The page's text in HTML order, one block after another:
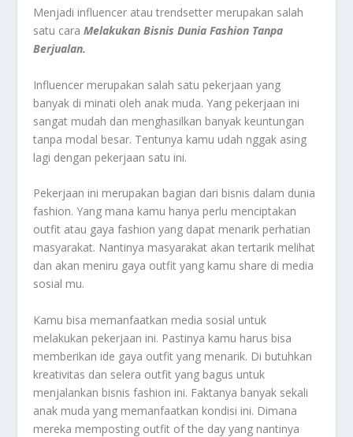
Menjadi influencer atau trendsetter merupakan salah
satu caraMelakukan Bisnis Dunia Fashion Tanpa
Berjualan.
Influencer merupakan salah satu pekerjaan yang
banyak di minati oleh anak muda. Yang pekerjaan ini
sangat mudah dan menghasilkan banyak keuntungan
tanpa modal besar. Tentunya kamu udah nggak asing
lagi dengan pekerjaan satu ini.
Pekerjaan ini merupakan bagian dari bisnis dalam dunia
fashion. Yang mana kamu hanya perlu menciptakan
outfit atau gaya fashion yang dapat menarik perhatian
masyarakat. Nantinya masyarakat akan tertarik melihat
dan akan meniru gaya outfit yang kamu share di media
sosial mu.
Kamu bisa memanfaatkan media sosial untuk
melakukan pekerjaan ini. Pastinya kamu harus bisa
memberikan ide gaya outfit yang menarik. Di butuhkan
kreativitas dan selera outfit yang bagus untuk
menjalankan bisnis fashion ini. Faktanya banyak sekali
anak muda yang memanfaatkan kondisi ini. Dimana
mereka memposting outfit of the day yang nantinya